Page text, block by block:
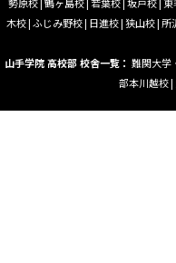
木校|ふじみ野校| 日進校|狭山校| 所
山手学院 高校部 校舎一覧： 難関大学
部本川越校|